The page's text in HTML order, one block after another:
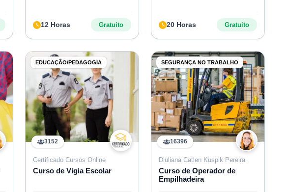
12 Horas Gratuito 20 Horas Gratuito
EDUCAÇÃO/PEDAGOGIA
3152
Certificado Cursos Online
Curso de Vigia Escolar
SEGURANÇA NO TRABALHO
16396
Diuliana Catlen Kuspik Pereira
Curso de Operador de
Empilhadeira